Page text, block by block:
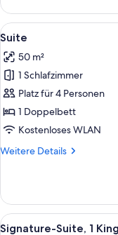
Suite
Alle
Fotos
für
Suite
anzeigen
19
Suite
50 m²
1 Schlafzimmer
Platz für 4 Personen
1 Doppelbett
Kostenloses WLAN
Weitere Details
Weitere
Alle4
Signature-Suite, 1